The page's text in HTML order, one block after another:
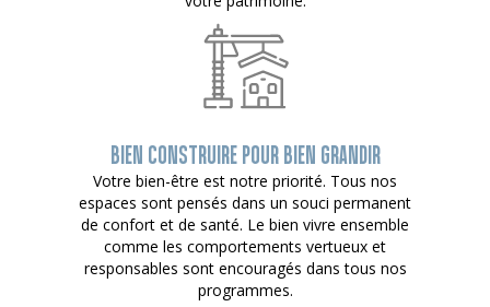
BIEN CONSTRUIRE POUR BIEN GRANDIR
Votre bien-être est notre priorité. Tous nos
espaces sont pensés dans un souci permanent
de confort et de santé. Le bien vivre ensemble
comme les comportements vertueux et
responsables sont encouragés dans tous nos
programmes.